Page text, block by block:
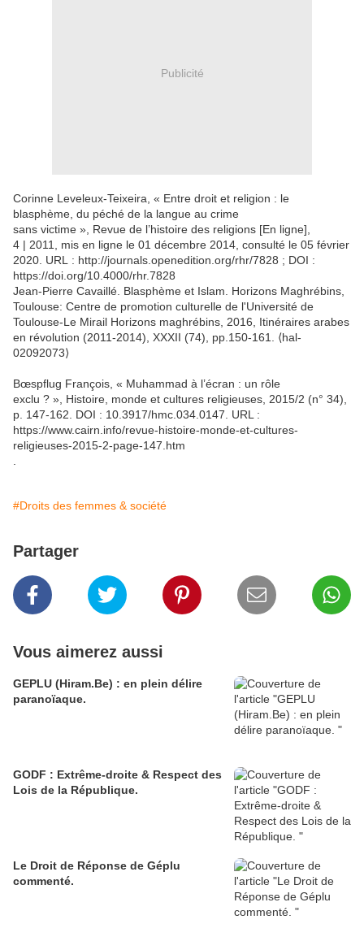
Publicité
Corinne Leveleux-Teixeira, « Entre droit et religion : le
blasphème, du péché de la langue au crime
sans victime », Revue de l’histoire des religions [En ligne],
4 | 2011, mis en ligne le 01 décembre 2014, consulté le 05 février
2020. URL : http://journals.openedition.org/rhr/7828 ; DOI :
https://doi.org/10.4000/rhr.7828
Jean-Pierre Cavaillé. Blasphème et Islam. Horizons Maghrébins,
Toulouse: Centre de promotion culturelle de l'Université de
Toulouse-Le Mirail Horizons maghrébins, 2016, Itinéraires arabes
en révolution (2011-2014), XXXII (74), pp.150-161. ⟨hal-
02092073⟩
Bœspflug François, « Muhammad à l’écran : un rôle
exclu ? », Histoire, monde et cultures religieuses, 2015/2 (n° 34),
p. 147-162. DOI : 10.3917/hmc.034.0147. URL :
https://www.cairn.info/revue-histoire-monde-et-cultures-
religieuses-2015-2-page-147.htm
#Droits des femmes & société
Partager
Vous aimerez aussi
GEPLU (Hiram.Be) : en plein délire
paranoïaque.
GODF : Extrême-droite & Respect des
Lois de la République.
Le Droit de Réponse de Géplu
commenté.